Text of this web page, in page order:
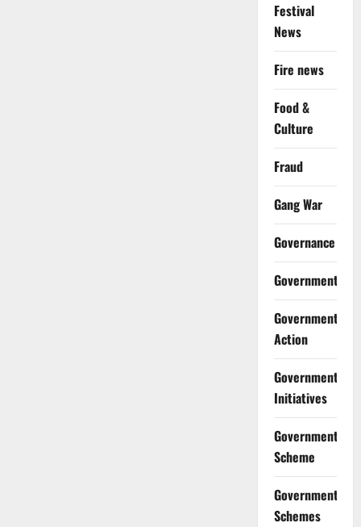
Festival
News
Fire news
Food &
Culture
Fraud
Gang War
Governance
Government
Government
Action
Government
Initiatives
Government
Scheme
Government
Schemes